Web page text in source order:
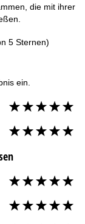
die mit ihrer
5 Sternen)
ein.